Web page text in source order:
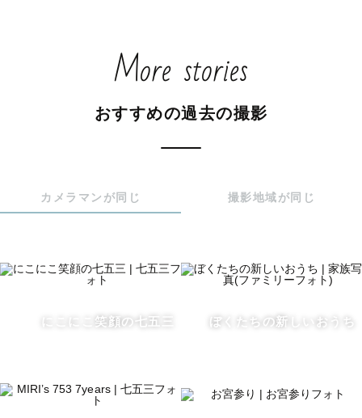
✏️ご指名をいただいた場合には、下記のサービスをさせて
①アイテム無料貸し出し
・紫陽花
・紙風船
・キッズ用三角帽子(白)
・バースデーガーランド(水色系)
More stories
おすすめの過去の撮影
カメラマンが同じ 撮影地域が同じ
にこにこ笑顔の七五三 ぼくたちの新しいおうち